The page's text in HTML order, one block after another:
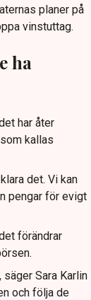
planer på
vinstuttag.
ha
har åter
kallas
det. Vi kan
pengar för evigt
förändrar
Sara Karlin
och följa de